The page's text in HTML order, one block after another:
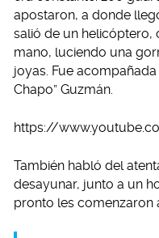
apostaron, a donde
salió de un helicóptero,
mano, luciendo una
joyas. Fue
Chapo” Guzmán.
https://
También habló del
desayunar, junto a un
pronto les comenzaron